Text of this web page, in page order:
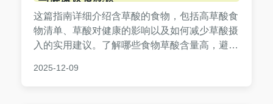
这篇指南详细介绍含草酸的食物，包括高草酸食
物清单、草酸对健康的影响以及如何减少草酸摄
入的实用建议。了解哪些食物草酸含量高，避免
关心饮食健康的人阅读。
2025-12-09